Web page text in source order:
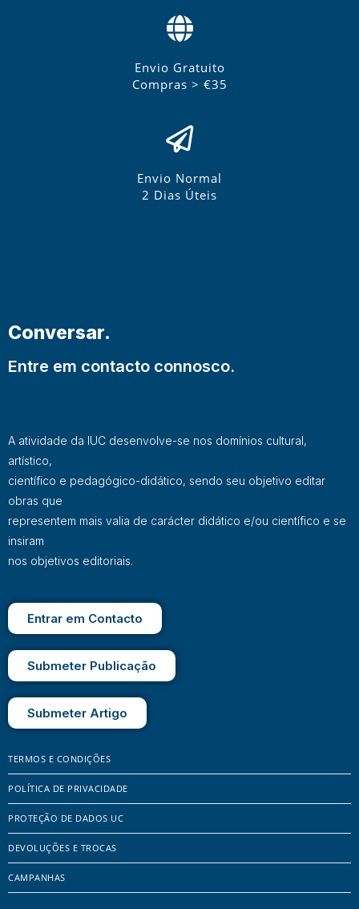
Envio Gratuito
Compras > €35
Envio Normal
2 Dias Úteis
Conversar.
Entre em contacto connosco.
A atividade da IUC desenvolve-se nos domínios cultural,
artístico,
científico e pedagógico-didático, sendo seu objetivo editar
obras que
representem mais valia de carácter didático e/ou científico e se
insiram
nos objetivos editoriais.
Entrar em Contacto
Submeter Publicação
Submeter Artigo
TERMOS E CONDIÇÕES
POLÍTICA DE PRIVACIDADE
PROTEÇÃO DE DADOS UC
DEVOLUÇÕES E TROCAS
CAMPANHAS